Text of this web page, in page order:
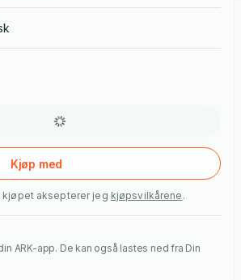
Kjøp med
kjøpet aksepterer jeg kjøpsvilkårene .
ARK-app. De kan også lastes ned fra Din